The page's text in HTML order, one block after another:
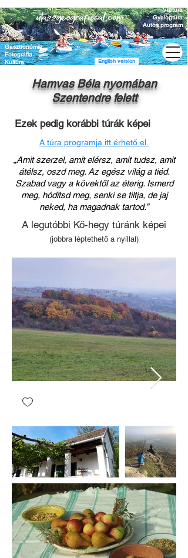
Gasztronómia
Fotográfia
Kultúra
English version
Vízitúra
Gyalogtúra
Autós program
Hamvas Béla nyomában
Szentendre felett
Ezek pedig korábbi túrák képei
A túra programja itt érhető el.
„Amit szerzel, amit elérsz, amit tudsz, amit
átélsz, oszd meg. Az egész világ a tiéd.
Szabad vagy a kövektől az éterig. Ismerd
meg, hódítsd meg, senki se tiltja, de jaj
neked, ha magadnak tartod.”
A legutóbbi Kő-hegy túránk képei
(jobbra léptethető a nyíllal)